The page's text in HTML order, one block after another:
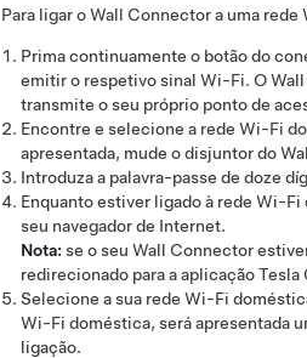
Para ligar o Wall Connector a uma
Prima continuamente o botão do
emitir o respetivo sinal Wi-Fi. O
transmite o seu próprio ponto de
Encontre e selecione a rede Wi-Fi
apresentada, mude o disjuntor do
Introduza a palavra-passe de doze
Enquanto estiver ligado à rede Wi-
seu navegador de Internet.
Nota: se o seu Wall Connector
redirecionado para a aplicação
Selecione a sua rede Wi-Fi
Wi-Fi doméstica, será apresentada
ligação.